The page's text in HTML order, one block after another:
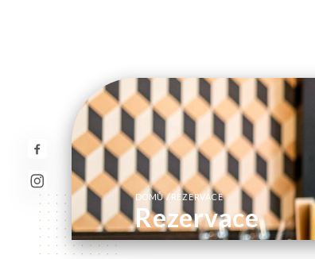
DOMŮ/REZERVACE
Rezervace